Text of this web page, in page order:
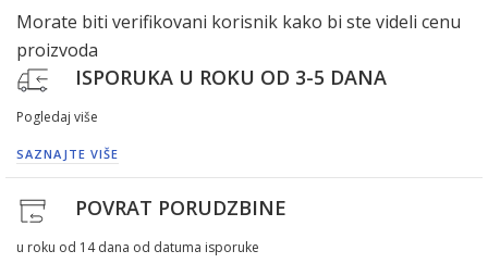
Morate biti verifikovani korisnik kako bi ste videli cenu
proizvoda
ISPORUKA U ROKU OD 3-5 DANA
Pogledaj više
SAZNAJTE VIŠE
POVRAT PORUDZBINE
u roku od 14 dana od datuma isporuke